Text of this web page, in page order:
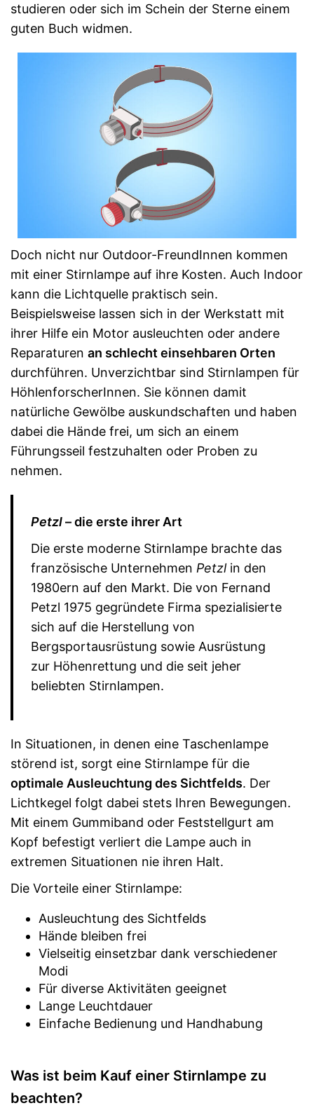
studieren oder sich im Schein der Sterne einem
guten Buch widmen.
Doch nicht nur Outdoor-FreundInnen kommen
mit einer Stirnlampe auf ihre Kosten. Auch Indoor
kann die Lichtquelle praktisch sein.
Beispielsweise lassen sich in der Werkstatt mit
ihrer Hilfe ein Motor ausleuchten oder andere
Reparaturen an schlecht einsehbaren Orten
durchführen. Unverzichtbar sind Stirnlampen für
HöhlenforscherInnen. Sie können damit
natürliche Gewölbe auskundschaften und haben
dabei die Hände frei, um sich an einem
Führungsseil festzuhalten oder Proben zu
nehmen.
Petzl– die erste ihrer Art
Die erste moderne Stirnlampe brachte das
französische Unternehmen Petzlin den
1980ern auf den Markt. Die von Fernand
Petzl 1975 gegründete Firma spezialisierte
sich auf die Herstellung von
Bergsportausrüstung sowie Ausrüstung
zur Höhenrettung und die seit jeher
beliebten Stirnlampen.
In Situationen, in denen eine Taschenlampe
störend ist, sorgt eine Stirnlampe für die
optimale Ausleuchtung des Sichtfelds. Der
Lichtkegel folgt dabei stets Ihren Bewegungen.
Mit einem Gummiband oder Feststellgurt am
Kopf befestigt verliert die Lampe auch in
extremen Situationen nie ihren Halt.
Die Vorteile einer Stirnlampe:
Ausleuchtung des Sichtfelds
Hände bleiben frei
Vielseitig einsetzbar dank verschiedener
Modi
Für diverse Aktivitäten geeignet
Lange Leuchtdauer
Einfache Bedienung und Handhabung
Was ist beim Kauf einer Stirnlampe zu
beachten?